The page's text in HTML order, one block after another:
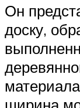
Он
доску,